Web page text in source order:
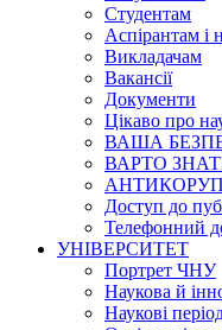
Студентам
Аспірантам і
Викладачам
Вакансії
Документи
Цікаво про
ВАША
ВАРТО
Доступ до
Телефонний
УНІВЕРСИТЕТ
Портрет ЧНУ
Наукова й
Наукові